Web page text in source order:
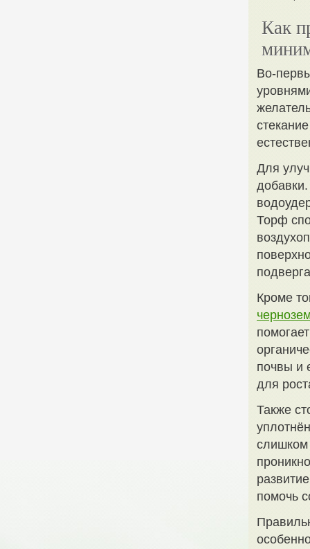
Как
Во-
Для
Торф
Кроме
почвы и
для
Также
слишком
помочь